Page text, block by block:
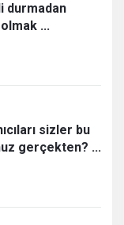
durmadan
...
sizler bu
gerçekten? ...